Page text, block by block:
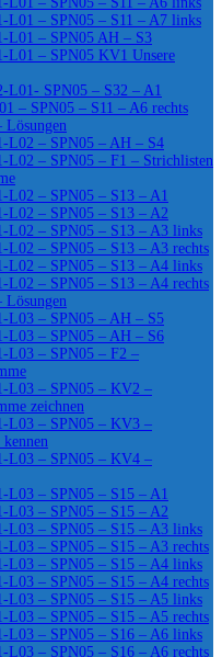
L01 – SPN05 – S11 – A7 links
L01 – SPN05 AH – S3
L01 – SPN05 KV1 Unsere
L01- SPN05 – S32 – A1
– SPN05 – S11 – A6 rechts
L02 – SPN05 – AH – S4
L02 – SPN05 – F1 – Strichlisten
L02 – SPN05 – S13 – A1
L02 – SPN05 – S13 – A2
L02 – SPN05 – S13 – A3 links
L02 – SPN05 – S13 – A3 rechts
L02 – SPN05 – S13 – A4 links
L02 – SPN05 – S13 – A4 rechts
L03 – SPN05 – AH – S5
L03 – SPN05 – AH – S6
L03 – SPN05 – F2 –
L03 – SPN05 – KV2 –
zeichnen
L03 – SPN05 – KV3 –
L03 – SPN05 – KV4 –
L03 – SPN05 – S15 – A1
L03 – SPN05 – S15 – A2
L03 – SPN05 – S15 – A3 links
L03 – SPN05 – S15 – A3 rechts
L03 – SPN05 – S15 – A4 links
L03 – SPN05 – S15 – A4 rechts
L03 – SPN05 – S15 – A5 links
L03 – SPN05 – S15 – A5 rechts
L03 – SPN05 – S16 – A6 links
L03 – SPN05 – S16 – A6 rechts